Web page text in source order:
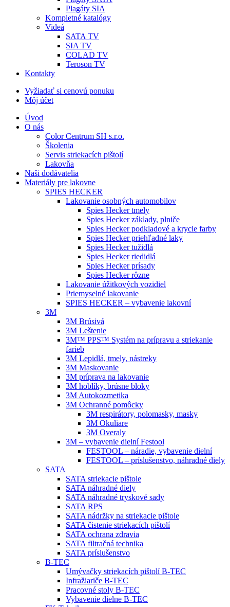
Plagáty SIA
Kompletné katalógy
Videá
SATA TV
SIA TV
COLAD TV
Teroson TV
Kontakty
Vyžiadať si cenovú ponuku
Môj účet
Úvod
O nás
Color Centrum SH s.r.o.
Školenia
Servis striekacích pištolí
Lakovňa
Naši dodávatelia
Materiály pre lakovne
SPIES HECKER
Lakovanie osobných automobilov
Spies Hecker tmely
Spies Hecker základy, plniče
Spies Hecker podkladové a krycie farby
Spies Hecker priehľadné laky
Spies Hecker tužidlá
Spies Hecker riedidlá
Spies Hecker prísady
Spies Hecker rôzne
Lakovanie úžitkových vozidiel
Priemyselné lakovanie
SPIES HECKER – vybavenie lakovní
3M
3M Brúsivá
3M Leštenie
3M™ PPS™ Systém na prípravu a striekanie
farieb
3M Lepidlá, tmely, nástreky
3M Maskovanie
3M príprava na lakovanie
3M hoblíky, brúsne bloky
3M Autokozmetika
3M Ochranné pomôcky
3M respirátory, polomasky, masky
3M Okuliare
3M Overaly
3M – vybavenie dielní Festool
FESTOOL – náradie, vybavenie dielní
FESTOOL – príslušenstvo, náhradné diely
SATA
SATA striekacie pištole
SATA náhradné diely
SATA náhradné tryskové sady
SATA RPS
SATA nádržky na striekacie pištole
SATA čistenie striekacích pištolí
SATA ochrana zdravia
SATA filtračná technika
SATA príslušenstvo
B-TEC
Umývačky striekacích pištolí B-TEC
Infražiariče B-TEC
Pracovné stoly B-TEC
Vybavenie dielne B-TEC